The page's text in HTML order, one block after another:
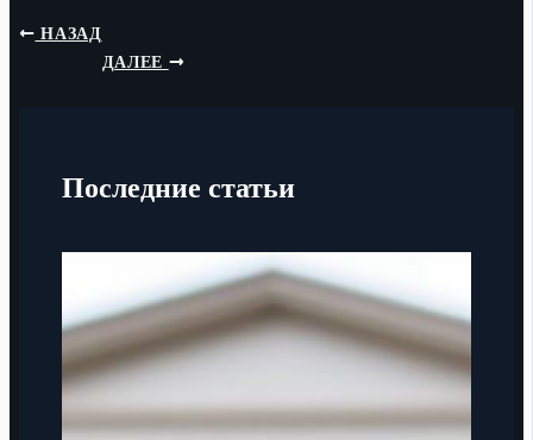
НАЗАД
ДАЛЕЕ
Последние статьи